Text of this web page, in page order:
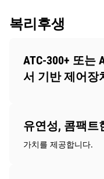
복리후생
ATC-300+ 또는
서 기반 제어장
유연성, 콤팩트
가치를 제공합니다.